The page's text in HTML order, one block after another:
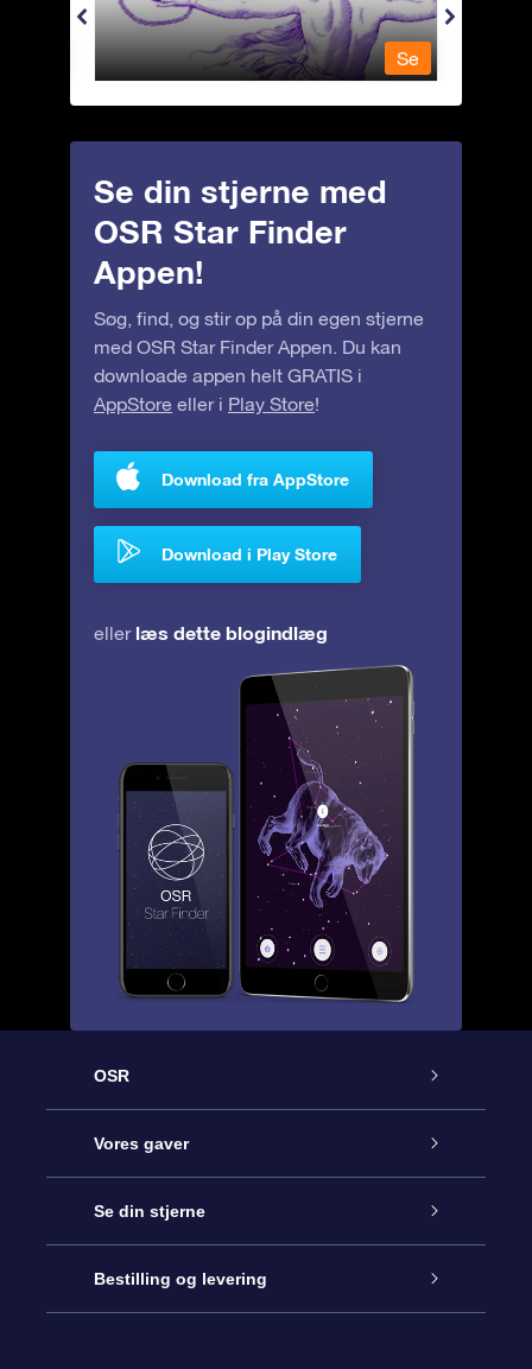
Se
Se din stjerne med
OSR Star Finder
Appen!
Søg, find, og stir op på din egen stjerne
med OSR Star Finder Appen. Du kan
downloade appen helt GRATIS i
AppStore eller i Play Store!
Download fra AppStore
Download i Play Store
eller læs dette blogindlæg
OSR
Kundeservice
Kontakt os
Bloggen
Vores gaver
Online Stjernegave
OSR Gavepakke
Se din stjerne
Star Register
Bestilling og levering